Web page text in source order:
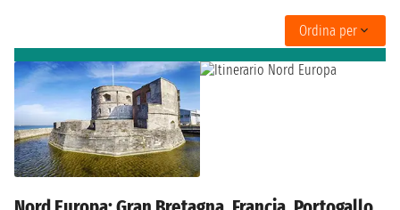
Ordina per